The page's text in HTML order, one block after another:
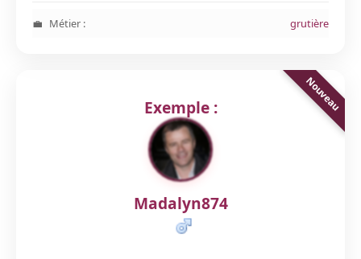
Métier : grutière
Exemple :
Madalyn874